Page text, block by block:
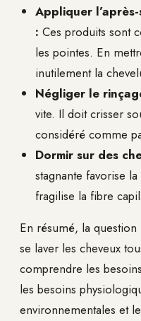
Appliquer
: Ces produits sont
les pointes. En
inutilement la
Négliger le
vite. Il doit crisser
considéré comme
Dormir sur des
stagnante favorise
fragilise la fibre
En résumé, la question
se laver les cheveux
comprendre les
les besoins
environnementales et